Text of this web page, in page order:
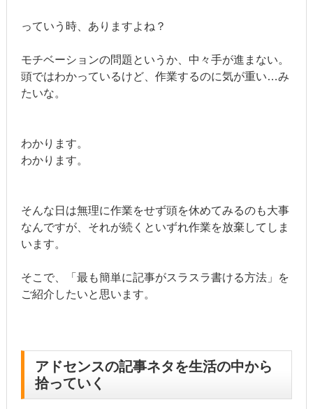
っていう時、ありますよね？
モチベーションの問題というか、中々手が進まない。
頭ではわかっているけど、作業するのに気が重い…み
たいな。
わかります。
わかります。
そんな日は無理に作業をせず頭を休めてみるのも大事
なんですが、それが続くといずれ作業を放棄してしま
います。
そこで、「最も簡単に記事がスラスラ書ける方法」を
ご紹介したいと思います。
アドセンスの記事ネタを生活の中から
拾っていく